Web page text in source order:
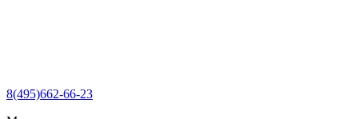
8(495)662-66-23